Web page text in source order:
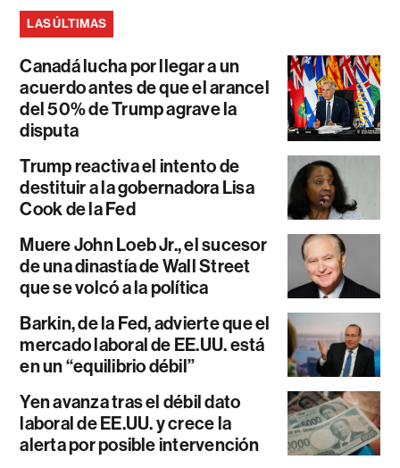
LAS ÚLTIMAS
Canadá lucha por llegar a un
acuerdo antes de que el arancel
del 50% de Trump agrave la
disputa
Trump reactiva el intento de
destituir a la gobernadora Lisa
Cook de la Fed
Muere John Loeb Jr., el sucesor
de una dinastía de Wall Street
que se volcó a la política
Barkin, de la Fed, advierte que el
mercado laboral de EE.UU. está
en un “equilibrio débil”
Yen avanza tras el débil dato
laboral de EE.UU. y crece la
alerta por posible intervención